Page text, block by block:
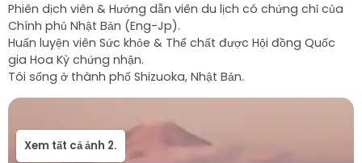
Phiên dịch viên & Hướng dẫn viên du lịch có chứng chỉ của
Chính phủ Nhật Bản (Eng-Jp).
Huấn luyện viên Sức khỏe & Thể chất được Hội đồng Quốc
gia Hoa Kỳ chứng nhận.
Xem tất cả ảnh 2.